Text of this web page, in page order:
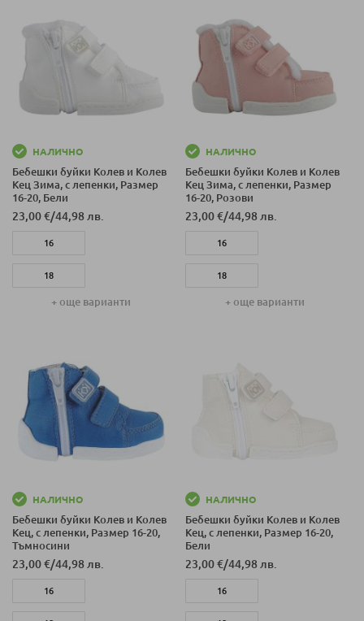
НАЛИЧНО
Бебешки буйки Колев и Колев
Кец Зима, с лепенки, Размер
16-20, Бели
23,00 €/44,98 лв.
16
18
+ още варианти
НАЛИЧНО
Бебешки буйки Колев и Колев
Кец Зима, с лепенки, Размер
16-20, Розови
23,00 €/44,98 лв.
16
18
+ още варианти
НАЛИЧНО
Бебешки буйки Колев и Колев
Кец, с лепенки, Размер 16-20,
Тъмносини
23,00 €/44,98 лв.
16
НАЛИЧНО
Бебешки буйки Колев и Колев
Кец, с лепенки, Размер 16-20,
Бели
23,00 €/44,98 лв.
16